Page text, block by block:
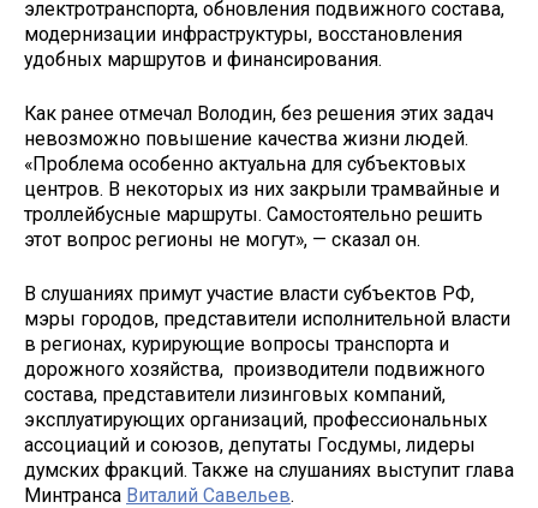
электротранспорта, обновления подвижного состава,
модернизации инфраструктуры, восстановления
удобных маршрутов и финансирования.
Как ранее отмечал Володин, без решения этих задач
невозможно повышение качества жизни людей.
«Проблема особенно актуальна для субъектовых
центров. В некоторых из них закрыли трамвайные и
троллейбусные маршруты. Самостоятельно решить
этот вопрос регионы не могут», — сказал он.
В слушаниях примут участие власти субъектов РФ,
мэры городов, представители исполнительной власти
в регионах, курирующие вопросы транспорта и
дорожного хозяйства, производители подвижного
состава, представители лизинговых компаний,
эксплуатирующих организаций, профессиональных
ассоциаций и союзов, депутаты Госдумы, лидеры
думских фракций. Также на слушаниях выступит глава
Минтранса Виталий Савельев.